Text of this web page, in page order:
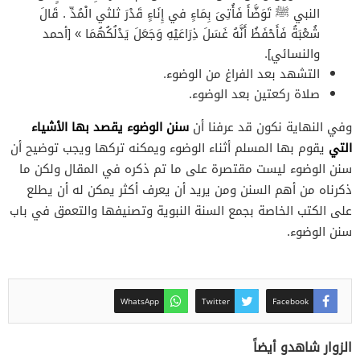
النبي ﷺ تَوَضَّأَ فَأُتِىَ بِمَاءٍ في إِنَاءٍ قَدْرَ ثلثي الْمُدِّ . قَالَ
شُعْبَةُ فَأَحْفَظُ أَنَّهُ غَسَلَ ذِرَاعَيْهِ وَجَعَلَ يَدْلُكُهُمَا » [أحمد
والنسائي].
التشهد بعد الفراغ من الوضوء.
صلاة ركعتين بعد الوضوء.
وفي النهاية نكون قد عرفنا أن سنن الوضوء يقصد بها الأشياء
التي يقوم بها المسلم أثناء الوضوء ويمكنه تركها ويجب توضيح أن
سنن الوضوء ليست مقتصرة على ما تم ذكره في المقال ولكن ما
ذكرناه من أهم السنن ومن يريد أن يعرف أكثر يمكن له أن يطلع
على الكتب الخاصة بجمع السنة النبوية وتصنيفها والتعمق في باب
سنن الوضوء.
Facebook
Twitter
WhatsApp
الزوار شاهدو أيضاً